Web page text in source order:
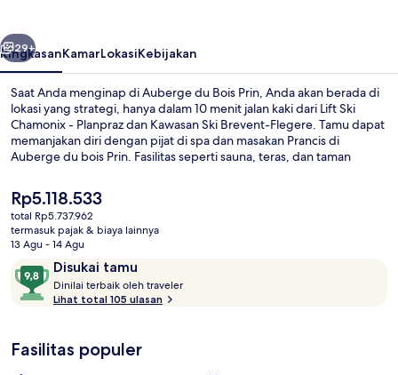
Berikutnya
29+
RingkasanKamarLokasiKebijakan
Saat Anda menginap di Auberge du Bois Prin, Anda akan berada di
lokasi yang strategi, hanya dalam 10 menit jalan kaki dari Lift Ski
Chamonix - Planpraz dan Kawasan Ski Brevent-Flegere. Tamu dapat
memanjakan diri dengan pijat di spa dan masakan Prancis di
Auberge du bois Prin. Fasilitas seperti sauna, teras, dan taman
Harga
saat
ini
Rp5.118.533
Rp5.118.533
total Rp5.737.962
termasuk pajak & biaya lainnya
13 Agu - 14 Agu
Ulasan Disukai tamu
9,8
dari
10,
tamu
Dinilai terbaik oleh traveler
Lihat total 105 ulasan
Fasilitas populer